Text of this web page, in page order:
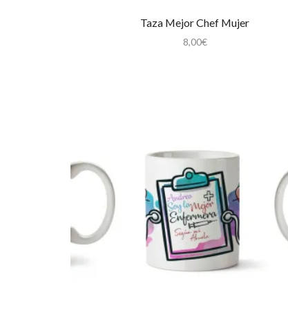
Taza Mejor Chef Mujer
8,00€